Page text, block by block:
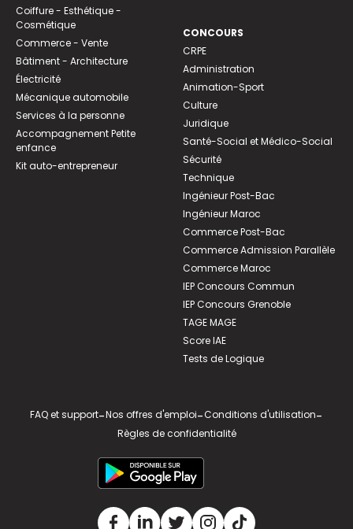
Coiffure - Esthétique -
Cosmétique
Commerce - Vente
Bâtiment - Architecture
Électricité
Mécanique automobile
Services à la personne
Accompagnement Petite
enfance
Kit auto-entrepreneur
CONCOURS
CRPE
Administration
Animation-Sport
Culture
Juridique
Santé-Social et Médico-Social
Sécurité
Technique
Ingénieur Post-Bac
Ingénieur Maroc
Commerce Post-Bac
Commerce Admission Parallèle
Commerce Maroc
IEP Concours Commun
IEP Concours Grenoble
TAGE MAGE
Score IAE
Tests de Logique
FAQ et support-Nos offres d'emploi-Conditions d'utilisation-
Règles de confidentialité